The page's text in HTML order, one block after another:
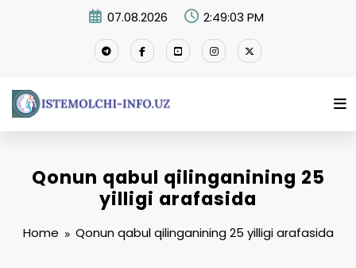
07.08.2026 2:49:03 PM
Qonun qabul qilinganining 25
yilligi arafasida
Home Qonun qabul qilinganining 25 yilligi arafasida